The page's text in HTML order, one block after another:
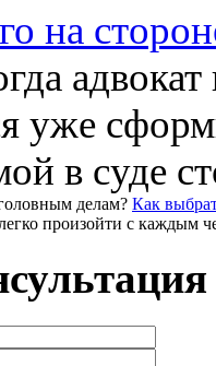
на
уже
в суде
Как
произойти с каждым